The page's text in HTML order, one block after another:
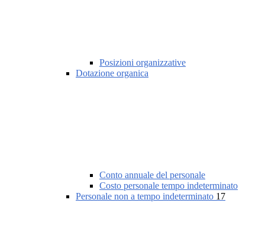
Posizioni organizzative
Dotazione organica
Conto annuale del personale
Costo personale tempo indeterminato
Personale non a tempo indeterminato 17